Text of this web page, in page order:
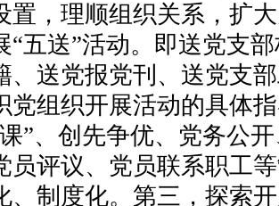
置，理顺组织关系，扩
“五送”活动。即送党支
、送党报党刊、送党支
党组织开展活动的具体
”、创先争优、党务公
员评议、党员联系职工
、制度化。第三，探索